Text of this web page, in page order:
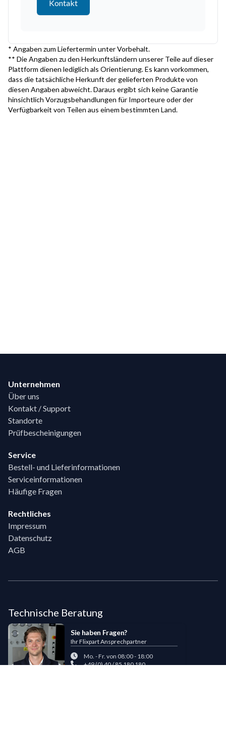
Kontakt
* Angaben zum Liefertermin unter Vorbehalt.
** Die Angaben zu den Herkunftsländern unserer Teile auf dieser
Plattform dienen lediglich als Orientierung. Es kann vorkommen,
dass die tatsächliche Herkunft der gelieferten Produkte von
diesen Angaben abweicht. Daraus ergibt sich keine Garantie
hinsichtlich Vorzugsbehandlungen für Importeure oder der
Verfügbarkeit von Teilen aus einem bestimmten Land.
Unternehmen
Über uns
Kontakt / Support
Standorte
Prüfbescheinigungen
Service
Bestell- und Lieferinformationen
Serviceinformationen
Häufige Fragen
Rechtliches
Impressum
Datenschutz
AGB
Technische Beratung
Sie haben Fragen?
Ihr Flixpart Ansprechpartner
Mo. - Fr. von 08:00 - 18:00
+49 (0) 40 / 85 180 180